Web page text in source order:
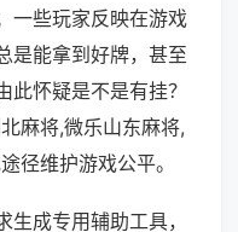
一些玩家反映在游戏
是能拿到好牌，甚至
怀疑是不是有挂？
麻将,微乐山东麻将,
径维护游戏公平。
成专用辅助工具，